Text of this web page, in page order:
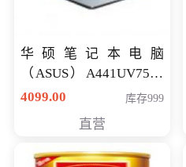
华硕笔记本电脑
（ASUS）A441UV7500
顽石（7代i7-7500U 4G
4099.00 库存999
直营